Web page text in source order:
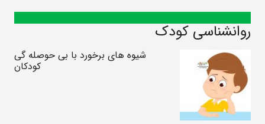
روانشناسی کودک
شیوه های برخورد با بی حوصله گی
کودکان